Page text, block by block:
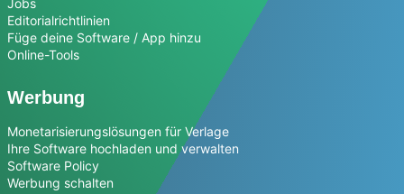
Jobs
Editorialrichtlinien
Füge deine Software / App hinzu
Online-Tools
Werbung
Monetarisierungslösungen für Verlage
Ihre Software hochladen und verwalten
Software Policy
Werbung schalten